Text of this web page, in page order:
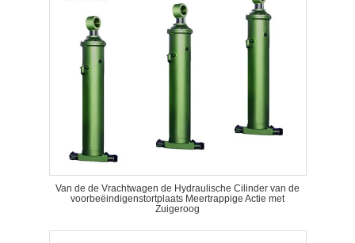
Van de de Vrachtwagen de Hydraulische Cilinder van de
voorbeëindigenstortplaats Meertrappige Actie met
Zuigeroog